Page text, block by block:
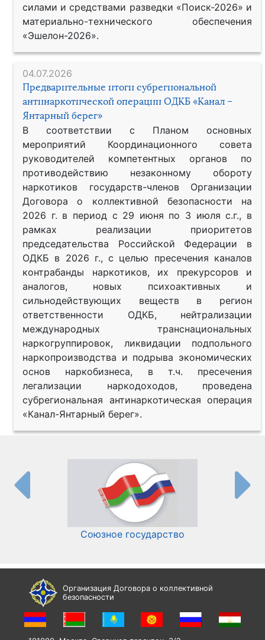
силами и средствами разведки «Поиск-2026» и
материально-технического обеспечения
«Эшелон-2026».
04.07.2026
Предварительные итоги субрегиональной
антинаркотической операции ОДКБ «Канал –
Янтарный берег»
В соответствии с Планом основных
мероприятий Координационного совета
руководителей компетентных органов по
противодействию незаконному обороту
наркотиков государств-членов Организации
Договора о коллективной безопасности на
2026 г. в период с 29 июня по 3 июля с.г., в
рамках реализации приоритетов
председательства Российской Федерации в
ОДКБ в 2026 г., с целью пресечения каналов
контрабанды наркотиков, их прекурсоров и
аналогов, новых психоактивных и
сильнодействующих веществ в регион
ответственности ОДКБ, нейтрализации
международных транснациональных
наркогруппировок, ликвидации подпольного
наркопроизводства и подрыва экономических
основ наркобизнеса, в т.ч. пресечения
легализации наркодоходов, проведена
субрегиональная антинаркотическая операция
«Канал-Янтарный берег».
Союзное государство
Организация Договора о коллективной
безопасности